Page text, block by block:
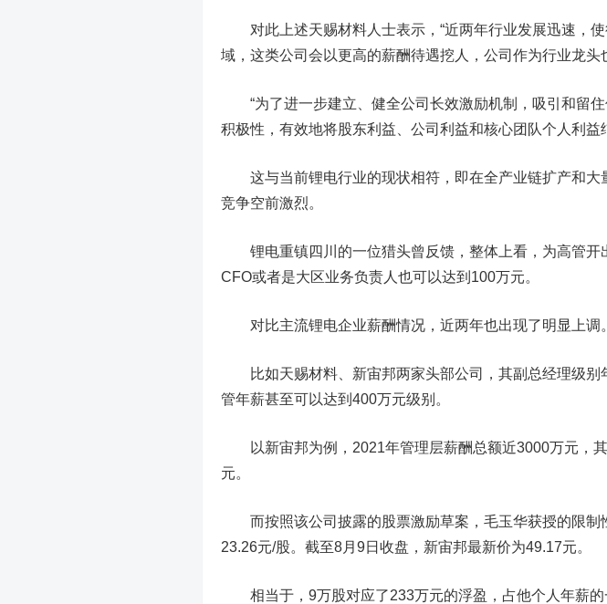
对此上述天赐材料人士表示，“近两年行业发展迅速，使
域，这类公司会以更高的薪酬待遇挖人，公司作为行业龙头
“为了进一步建立、健全公司长效激励机制，吸引和留住
积极性，有效地将股东利益、公司利益和核心团队个人利
这与当前锂电行业的现状相符，即在全产业链扩产和大
竞争空前激烈。
锂电重镇四川的一位猎头曾反馈，整体上看，为高管开
CFO或者是大区业务负责人也可以达到100万元。
对比主流锂电企业薪酬情况，近两年也出现了明显上调。
比如天赐材料、新宙邦两家头部公司，其副总经理级别
管年薪甚至可以达到400万元级别。
以新宙邦为例，2021年管理层薪酬总额近3000万元，
元。
而按照该公司披露的股票激励草案，毛玉华获授的限制
23.26元/股。截至8月9日收盘，新宙邦最新价为49.17元。
相当于，9万股对应了233万元的浮盈，占他个人年薪的